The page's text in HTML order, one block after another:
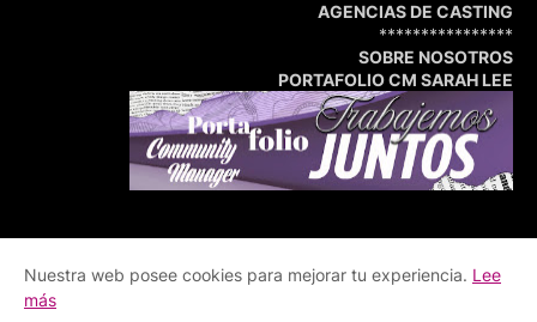
AGENCIAS DE CASTING
****************
SOBRE NOSOTROS
PORTAFOLIO CM SARAH LEE
Inicio Portafolio Central de Medios
Nuestra web posee cookies para mejorar tu experiencia. Lee
más